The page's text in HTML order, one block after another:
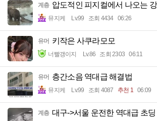
계층 압도적인 피지컬에서 나오는
뮤지케 Lv.99 조회 4434 06:26
유머 키작은 사쿠라모모
너빨갱이지 Lv.86 조회 2303 06:11
유머 층간소음 역대급 해결법
뮤지케 Lv.99 조회 4087 추천 1 06:09
계층 대구->서울 운전한 역대급 초딩